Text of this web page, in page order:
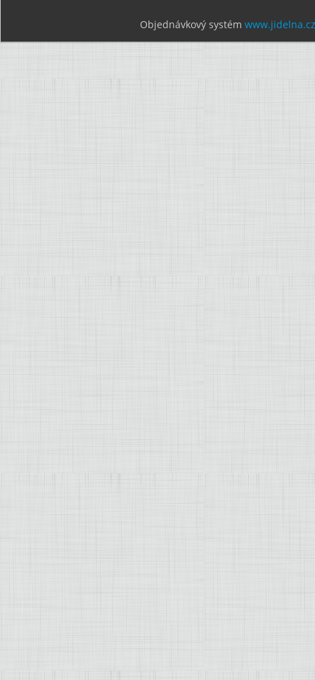
Objednávkový systém www.jidelna.cz